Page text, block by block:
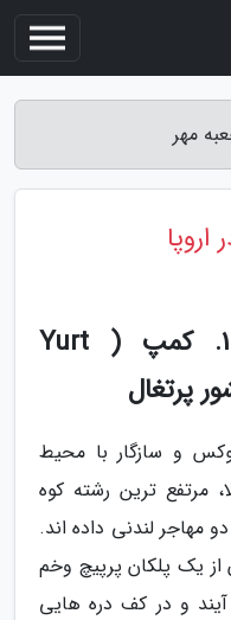
به گزارش جعبه مهر، 1. کمپ ( Yurt
و سازگار با محیط
مرتفع ترین رشته کوه
مهاجر لندنی داده اند.
از یک پلکان پرپیچ وخم
و در کف دره هایی